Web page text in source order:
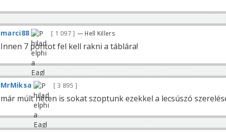
marci88 1 097 — Hell Killers
Innen 7 pontot fel kell rakni a táblára!
MrMiksa 3 895
már múlt héten is sokat szoptunk ezekkel a lecsúszó